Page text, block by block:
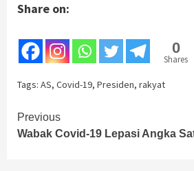
Share on:
0
Shares
Tags: AS, Covid-19, Presiden, rakyat
Continue
Reading
Previous
Wabak Covid-19 Lepasi Angka